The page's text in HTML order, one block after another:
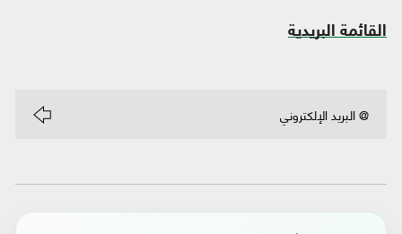
القائمة البريدية